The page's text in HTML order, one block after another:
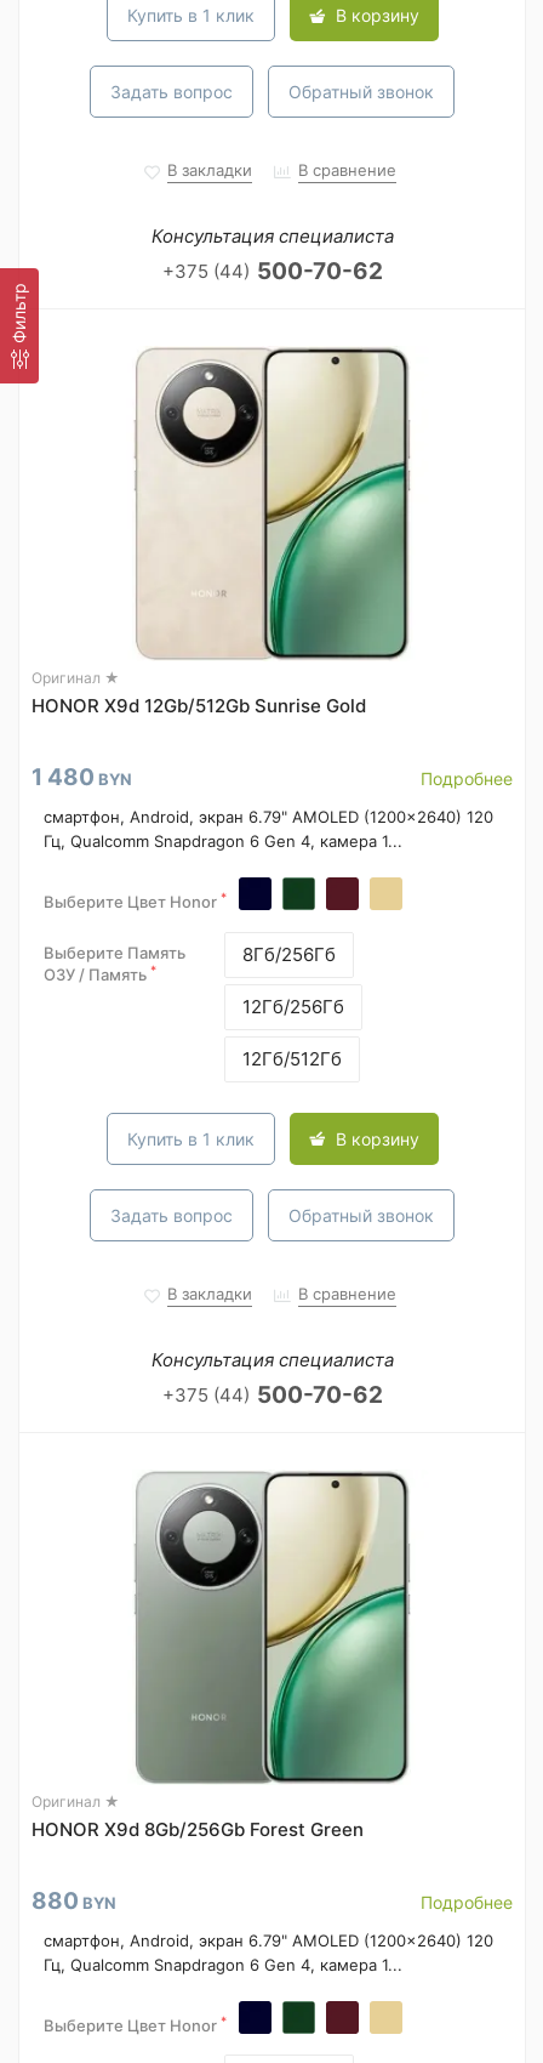
Фильтр
Купить в 1 клик В корзину
Задать вопрос Обратный звонок
В закладки В сравнение
Консультация специалиста
+375 (44) 500-70-62
Оригинал ★
HONOR X9d 12Gb/512Gb Sunrise Gold
1 480 BYN Подробнее
смартфон, Android, экран 6.79" AMOLED (1200x2640) 120
Гц, Qualcomm Snapdragon 6 Gen 4, камера 1...
Выберите Цвет Honor *
Выберите Память
ОЗУ / Память *
8Гб/256Гб
12Гб/256Гб
12Гб/512Гб
Купить в 1 клик В корзину
Задать вопрос Обратный звонок
В закладки В сравнение
Консультация специалиста
+375 (44) 500-70-62
Оригинал ★
HONOR X9d 8Gb/256Gb Forest Green
880 BYN Подробнее
смартфон, Android, экран 6.79" AMOLED (1200x2640) 120
Гц, Qualcomm Snapdragon 6 Gen 4, камера 1...
Выберите Цвет Honor *